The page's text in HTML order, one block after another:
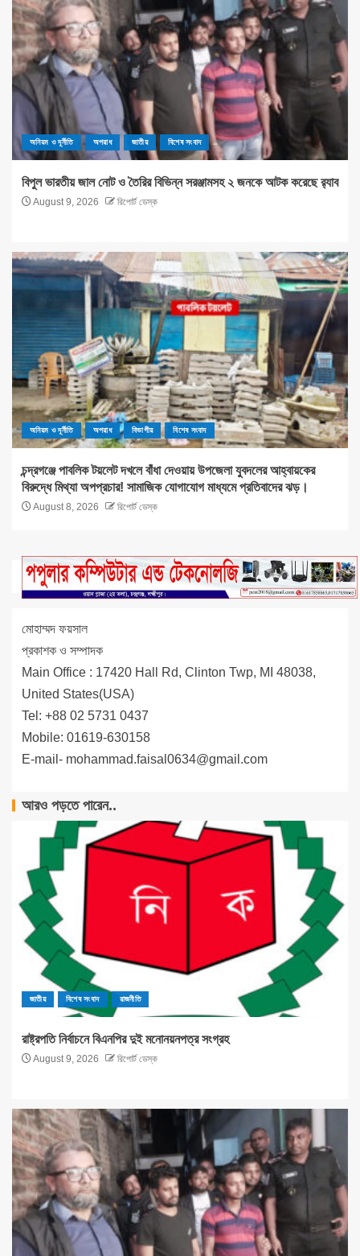
অনিয়ম ও দূর্নীতি অপরাধ জাতীয় বিশেষ সংবাদ
বিপুল ভারতীয় জাল নোট ও তৈরির বিভিন্ন সরঞ্জামসহ ২ জনকে আটক করেছে র‌্যাব
August 9, 2026 রিপোর্ট ডেস্ক
অনিয়ম ও দূর্নীতি অপরাধ বিভাগীয় বিশেষ সংবাদ
চন্দ্রগঞ্জে পাবলিক টয়লেট দখলে বাঁধা দেওয়ায় উপজেলা যুবদলের আহ্বায়কের
বিরুদ্ধে মিথ্যা অপপ্রচার! সামাজিক যোগাযোগ মাধ্যমে প্রতিবাদের ঝড়।
August 8, 2026 রিপোর্ট ডেস্ক
মোহাম্মদ ফয়সাল
প্রকাশক ও সম্পাদক
Main Office : 17420 Hall Rd, Clinton Twp, MI 48038,
United States(USA)
Tel: +88 02 5731 0437
Mobile: 01619-630158
E-mail- mohammad.faisal0634@gmail.com
আরও পড়তে পারেন..
জাতীয় বিশেষ সংবাদ রাজনীতি
রাষ্ট্রপতি নির্বাচনে বিএনপির দুই মনোনয়নপত্র সংগ্রহ
August 9, 2026 রিপোর্ট ডেস্ক